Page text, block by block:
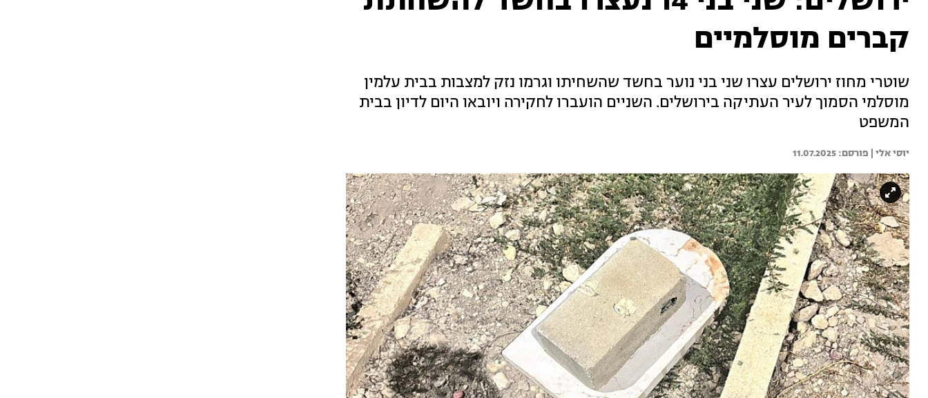
קברים מוסלמיים
שוטרי מחוז ירושלים עצרו שני בני נוער בחשד שהשחיתו וגרמו נזק למצבות בבית עלמין
מוסלמי הסמוך לעיר העתיקה בירושלים. השניים הועברו לחקירה ויובאו היום לדיון בבית
המשפט
יוסי אלי | 11.07.2025